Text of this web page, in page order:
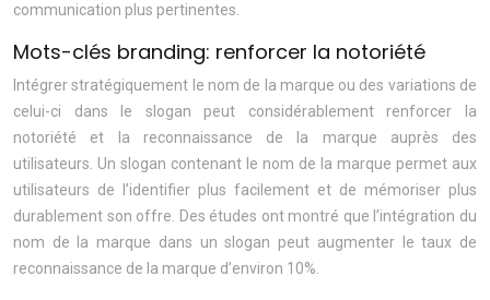
communication plus pertinentes.
Mots-clés branding: renforcer la notoriété
Intégrer stratégiquement le nom de la marque ou des variations de
celui-ci dans le slogan peut considérablement renforcer la
notoriété et la reconnaissance de la marque auprès des
utilisateurs. Un slogan contenant le nom de la marque permet aux
utilisateurs de l’identifier plus facilement et de mémoriser plus
durablement son offre. Des études ont montré que l’intégration du
nom de la marque dans un slogan peut augmenter le taux de
reconnaissance de la marque d’environ 10%.